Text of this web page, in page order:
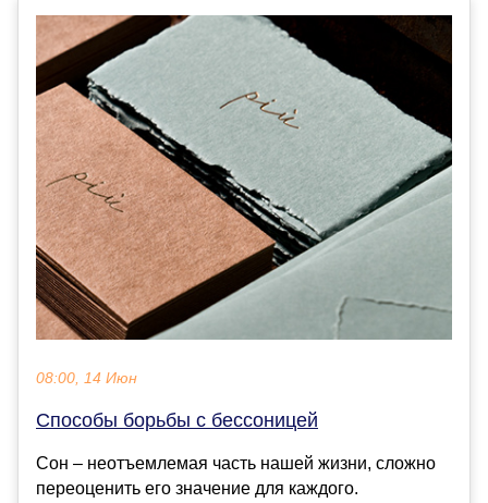
08:00, 14 Июн
Способы борьбы с бессоницей
Сон – неотъемлемая часть нашей жизни, сложно
переоценить его значение для каждого.